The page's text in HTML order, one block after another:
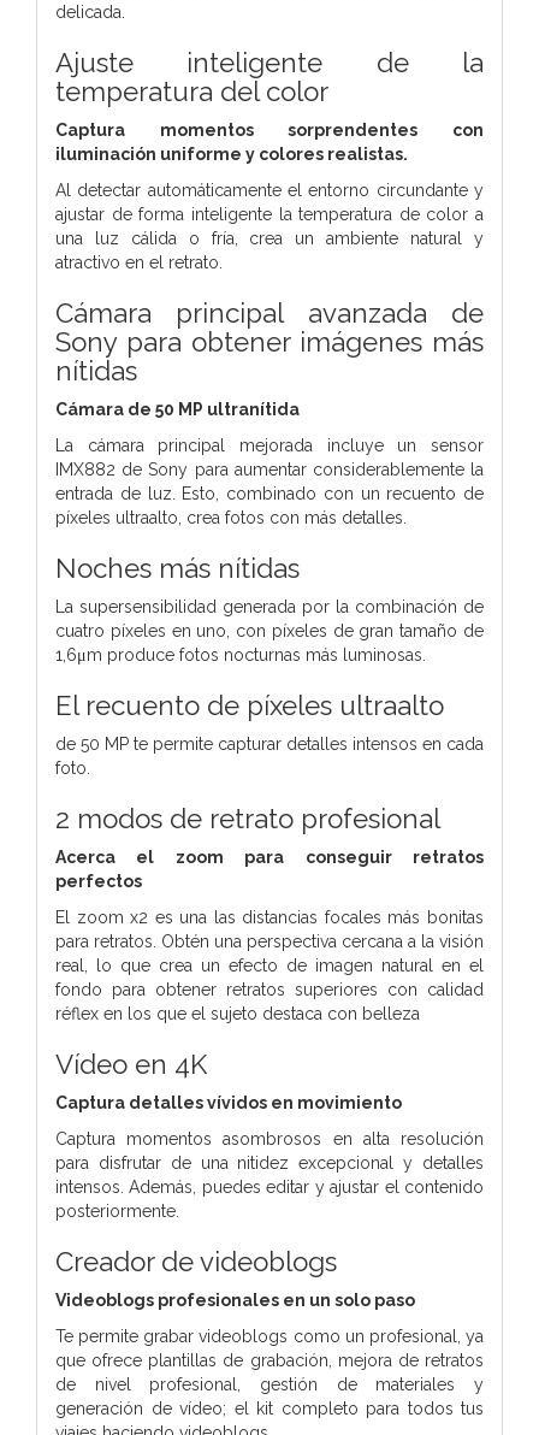
delicada.
Ajuste inteligente de la
temperatura del color
Captura momentos sorprendentes con
iluminación uniforme y colores realistas.
Al detectar automáticamente el entorno circundante y
ajustar de forma inteligente la temperatura de color a
una luz cálida o fría, crea un ambiente natural y
atractivo en el retrato.
Cámara principal avanzada de
Sony para obtener imágenes más
nítidas
Cámara de 50 MP ultranítida
La cámara principal mejorada incluye un sensor
IMX882 de Sony para aumentar considerablemente la
entrada de luz. Esto, combinado con un recuento de
píxeles ultraalto, crea fotos con más detalles.
Noches más nítidas
La supersensibilidad generada por la combinación de
cuatro píxeles en uno, con píxeles de gran tamaño de
1,6μm produce fotos nocturnas más luminosas.
El recuento de píxeles ultraalto
de 50 MP te permite capturar detalles intensos en cada
foto.
2 modos de retrato profesional
Acerca el zoom para conseguir retratos
perfectos
El zoom x2 es una las distancias focales más bonitas
para retratos. Obtén una perspectiva cercana a la visión
real, lo que crea un efecto de imagen natural en el
fondo para obtener retratos superiores con calidad
réflex en los que el sujeto destaca con belleza
Vídeo en 4K
Captura detalles vívidos en movimiento
Captura momentos asombrosos en alta resolución
para disfrutar de una nitidez excepcional y detalles
intensos. Además, puedes editar y ajustar el contenido
posteriormente.
Creador de videoblogs
Videoblogs profesionales en un solo paso
Te permite grabar videoblogs como un profesional, ya
que ofrece plantillas de grabación, mejora de retratos
de nivel profesional, gestión de materiales y
generación de vídeo; el kit completo para todos tus